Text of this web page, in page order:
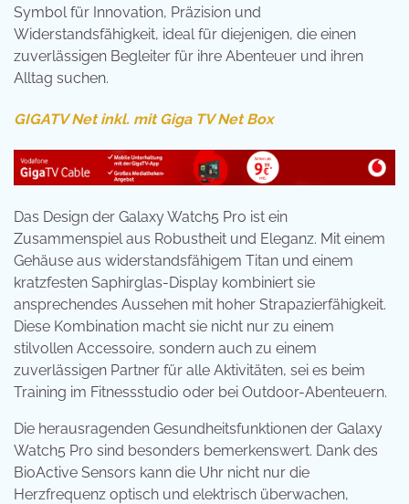
Symbol für Innovation, Präzision und
Widerstandsfähigkeit, ideal für diejenigen, die einen
zuverlässigen Begleiter für ihre Abenteuer und ihren
Alltag suchen.
GIGATV Net inkl. mit Giga TV Net Box
Das Design der Galaxy Watch5 Pro ist ein
Zusammenspiel aus Robustheit und Eleganz. Mit einem
Gehäuse aus widerstandsfähigem Titan und einem
kratzfesten Saphirglas-Display kombiniert sie
ansprechendes Aussehen mit hoher Strapazierfähigkeit.
Diese Kombination macht sie nicht nur zu einem
stilvollen Accessoire, sondern auch zu einem
zuverlässigen Partner für alle Aktivitäten, sei es beim
Training im Fitnessstudio oder bei Outdoor-Abenteuern.
Die herausragenden Gesundheitsfunktionen der Galaxy
Watch5 Pro sind besonders bemerkenswert. Dank des
BioActive Sensors kann die Uhr nicht nur die
Herzfrequenz optisch und elektrisch überwachen,